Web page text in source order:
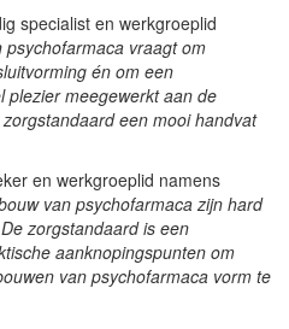
specialist en werkgroeplid
psychofarmaca vraagt om
én om een
plezier meegewerkt aan de
een mooi handvat
en werkgroeplid namens
van psychofarmaca zijn hard
zorgstandaard is een
aanknopingspunten om
van psychofarmaca vorm te